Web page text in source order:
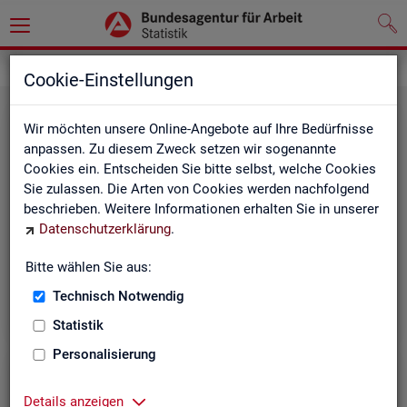
Cookie-Einstellungen
Wir möchten unsere Online-Angebote auf Ihre Bedürfnisse
anpassen. Zu diesem Zweck setzen wir sogenannte
Cookies ein. Entscheiden Sie bitte selbst, welche Cookies
Sie zulassen. Die Arten von Cookies werden nachfolgend
beschrieben. Weitere Informationen erhalten Sie in unserer
Datenschutzerklärung.
Bitte wählen Sie aus:
Technisch Notwendig
Statistik
Personalisierung
Details anzeigen
Ge­set­ze und Ver­ord­nun­gen
Die Gesetze und Verordnungen, die der Arbeit der
Statistik der BA zugrunde liegen, finden Sie hier.